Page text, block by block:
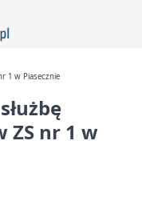
1 w Piasecznie
ZS nr 1 w